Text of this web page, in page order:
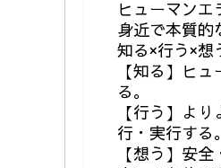
ヒューマンエ
身近で本質的
知る×行う×想
【知る】ヒ
る。
【行う】よ
行・実行する。
【想う】安